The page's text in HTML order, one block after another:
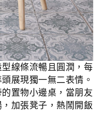
線條流暢且圓潤，每
展現獨一無二表情。
置物小邊桌，當朋友
加張凳子，熱鬧開飯